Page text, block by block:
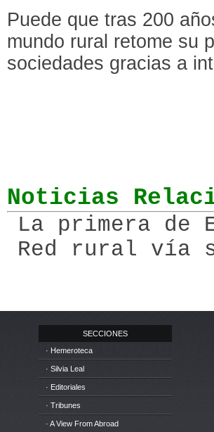
Puede que tras 200
mundo rural retome su
sociedades gracias a
Noticias
La primera de
Red rural vía
SECCIONES
· Hemeroteca
· Silvia Leal
· Editoriales
· Tribunes
· A View From Abroad